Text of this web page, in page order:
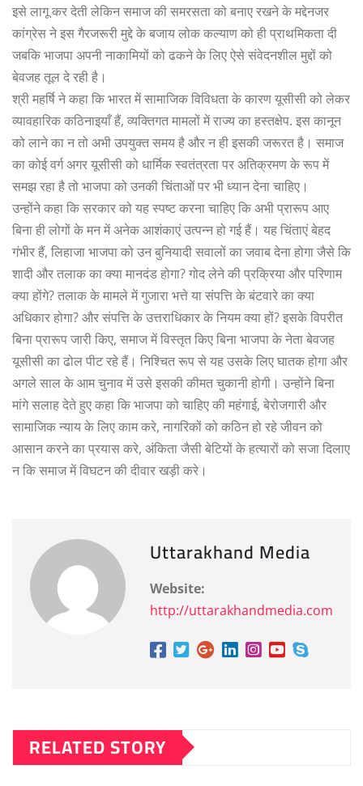
इसे लागू कर देती लेकिन समाज की समरसता को बनाए रखने के मद्देनजर
कांग्रेस ने इस गैरजरूरी मुद्दे के बजाय लोक कल्याण को ही प्राथमिकता दी
जबकि भाजपा अपनी नाकामियों को ढकने के लिए ऐसे संवेदनशील मुद्दों को
बेवजह तूल दे रही है।
श्री महर्षि ने कहा कि भारत में सामाजिक विविधता के कारण यूसीसी को लेकर
व्यावहारिक कठिनाइयाँ हैं, व्यक्तिगत मामलों में राज्य का हस्तक्षेप. इस कानून
को लाने का न तो अभी उपयुक्त समय है और न ही इसकी जरूरत है। समाज
का कोई वर्ग अगर यूसीसी को धार्मिक स्वतंत्रता पर अतिक्रमण के रूप में
समझ रहा है तो भाजपा को उनकी चिंताओं पर भी ध्यान देना चाहिए।
उन्होंने कहा कि सरकार को यह स्पष्ट करना चाहिए कि अभी प्रारूप आए
बिना ही लोगों के मन में अनेक आशंकाएं उत्पन्न हो गई हैं। यह चिंताएं बेहद
गंभीर हैं, लिहाजा भाजपा को उन बुनियादी सवालों का जवाब देना होगा जैसे कि
शादी और तलाक का क्या मानदंड होगा? गोद लेने की प्रक्रिया और परिणाम
क्या होंगे? तलाक के मामले में गुजारा भत्ते या संपत्ति के बंटवारे का क्या
अधिकार होगा? और संपत्ति के उत्तराधिकार के नियम क्या हों? इसके विपरीत
बिना प्रारूप जारी किए, समाज में विस्तृत किए बिना भाजपा के नेता बेवजह
यूसीसी का ढोल पीट रहे हैं। निश्चित रूप से यह उसके लिए घातक होगा और
अगले साल के आम चुनाव में उसे इसकी कीमत चुकानी होगी। उन्होंने बिना
मांगे सलाह देते हुए कहा कि भाजपा को चाहिए की महंगाई, बेरोजगारी और
सामाजिक न्याय के लिए काम करे, नागरिकों को कठिन हो रहे जीवन को
आसान करने का प्रयास करे, अंकिता जैसी बेटियों के हत्यारों को सजा दिलाए
न कि समाज में विघटन की दीवार खड़ी करे।
Uttarakhand Media
Website:
http://uttarakhandmedia.com
RELATED STORY